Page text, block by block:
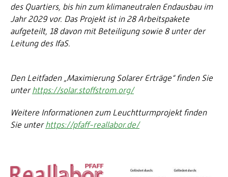
des Quartiers, bis hin zum klimaneutralen Endausbau im
Jahr 2029 vor. Das Projekt ist in 28 Arbeitspakete
aufgeteilt, 18 davon mit Beteiligung sowie 8 unter der
Leitung des IfaS.
Den Leitfaden „Maximierung Solarer Erträge“ finden Sie
unterhttps://solar.stoffstrom.org/
Weitere Informationen zum Leuchtturmprojekt finden
Sie unterhttps://pfaff-reallabor.de/